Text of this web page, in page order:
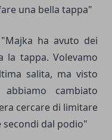
una bella tappa"
ha avuto dei
tappa. Volevamo
salita, ma visto
cambiato
cercare di limitare
secondi dal podio"